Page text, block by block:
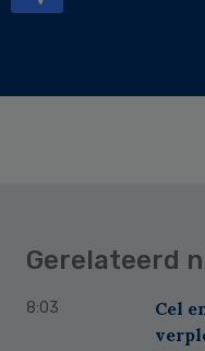
Gerelateerd
8:03
Cel